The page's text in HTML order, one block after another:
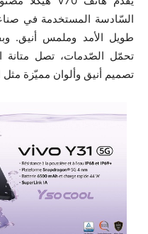
السّادسة المستخدمة في
طويل الأمد وملمس أنيق.
تصميم أنيق وألوان مميّزة مثل